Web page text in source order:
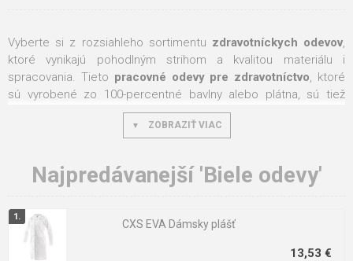
Vyberte si z rozsiahleho sortimentu zdravotníckych odevov,
ktoré vynikajú pohodlným strihom a kvalitou materiálu i
spracovania. Tieto pracovné odevy pre zdravotníctvo, ktoré
sú vyrobené zo 100-percentné bavlny alebo plátna, sú tiež
vysoko odolné proti opotrebeniu.
ponúkame ako v pánskom, tak dámskom
ďalšie profesie, pre ktoré je nevyhnutné práve nosenie bielych
odevov. Súčasťou našej ponuky sú predovšetkým biele
doktorandské plášte, lekárske nohavice, biele košele, biele
blúzky alebo biele blúzky. To všetko od značiek Červa, CXS,
Ardon a ďalších.
ZOBRAZIŤ VIAC
Najpredávanejší 'Biele odevy'
CXS EVA Dámsky plášť
13,53 €